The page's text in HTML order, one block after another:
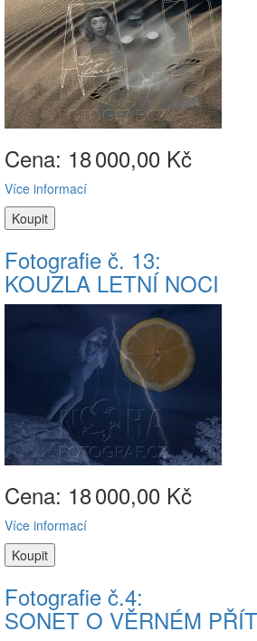
Cena: 18000,00 Kč
Více informací
Fotografie č. 13:
KOUZLA LETNÍ NOCI
Cena: 18000,00 Kč
Více informací
Fotografie č.4:
SONET O VĚRNÉM